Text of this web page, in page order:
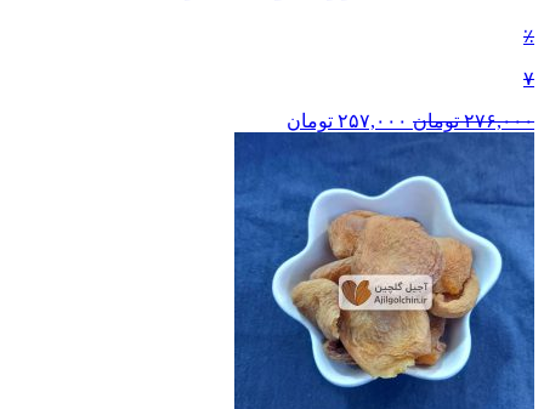
٪
۷
۲۷۶,۰۰۰ تومان ۲۵۷,۰۰۰ تومان